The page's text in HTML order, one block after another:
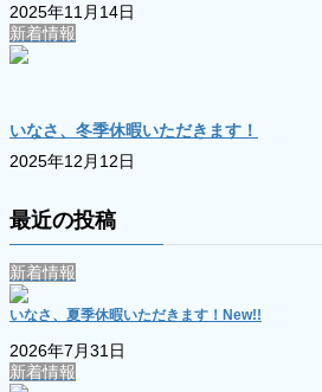
2025年11月14日
新着情報
いなさ、冬季休暇いただきます！
2025年12月12日
最近の投稿
新着情報
いなさ、夏季休暇いただきます！ New!!
2026年7月31日
新着情報